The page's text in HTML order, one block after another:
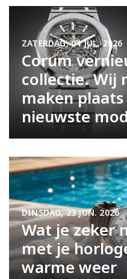
Corum
collectie. Wij
maken
nieuwste
ZATERDAG, 04 JUL. 2026
Wat je zeker
met je
warme weer
DINSDAG, 23 JUN. 2026